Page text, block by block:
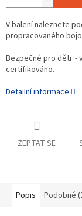
V balení naleznete
propracovaného
Bezpečné pro děti -
certifikováno.
Detailní informace
ZEPTAT SE
Popis Podobné